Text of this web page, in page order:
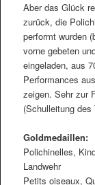
Aber das Glück
zurück, die
performt wurden
vorne gebeten
eingeladen, aus
Performances
zeigen. Sehr zur
(Schulleitung des
Goldmedaillen:
Polichinelles,
Landwehr
Petits oiseaux,